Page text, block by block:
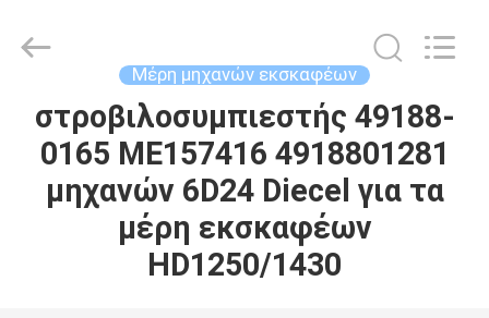
ΣΠΊΤΙ
ΠΡΟΪΌΝΤΑ
ΠΕΡΊΠΟΥ
Trade
Reserved.
Μέρη μηχανών εκσκαφέων
στροβιλοσυμπιεστής 49188-
0165 ME157416 4918801281
μηχανών 6D24 Diecel για τα
μέρη εκσκαφέων
HD1250/1430